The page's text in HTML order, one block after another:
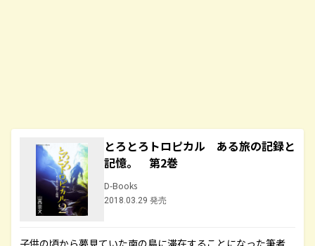
とろとろトロピカル ある旅の記録と
記憶。 第2巻
D-Books
2018.03.29 発売
子供の頃から夢見ていた南の島に滞在することになった筆者